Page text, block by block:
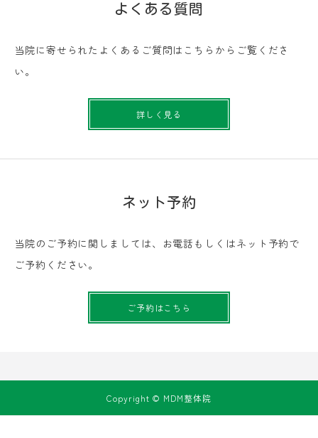
よくある質問
当院に寄せられたよくあるご質問はこちらからご覧くださ
い。
詳しく見る
ネット予約
当院のご予約に関しましては、お電話もしくはネット予約で
ご予約ください。
ご予約はこちら
Copyright © MDM整体院